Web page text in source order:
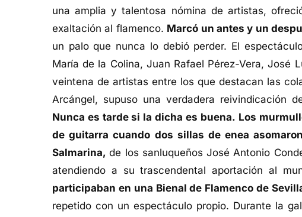
una amplia y talentosa nómina de artistas,
exaltación al flamenco. Marcó un antes y un
un palo que nunca lo debió perder. El
María de la Colina, Juan Rafael Pérez-Vera, José
veintena de artistas entre los que destacan las
Arcángel, supuso una verdadera reivindicación
Nunca es tarde si la dicha es buena. Los
de guitarra cuando dos sillas de enea
Salmarina,de los sanluqueños José Antonio
atendiendo a su trascendental aportación al
participaban en una Bienal de Flamenco de
repetido con un espectáculo propio. Durante la